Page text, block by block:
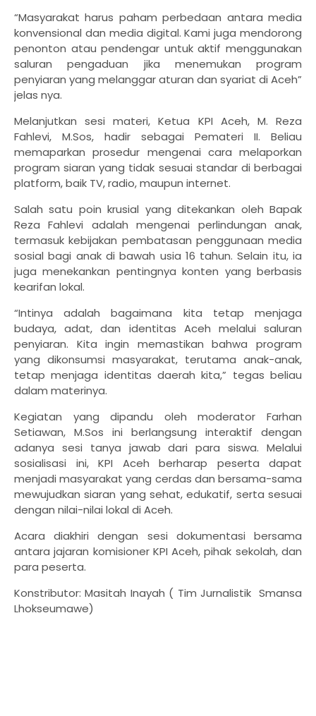
​“Masyarakat harus paham perbedaan antara media
konvensional dan media digital. Kami juga mendorong
penonton atau pendengar untuk aktif menggunakan
saluran pengaduan jika menemukan program
penyiaran yang melanggar aturan dan syariat di Aceh”
jelas nya.
Melanjutkan sesi materi, Ketua KPI Aceh, M. Reza
Fahlevi, M.Sos, hadir sebagai Pemateri II. Beliau
memaparkan prosedur mengenai cara melaporkan
program siaran yang tidak sesuai standar di berbagai
platform, baik TV, radio, maupun internet.
​Salah satu poin krusial yang ditekankan oleh Bapak
Reza Fahlevi adalah mengenai perlindungan anak,
termasuk kebijakan pembatasan penggunaan media
sosial bagi anak di bawah usia 16 tahun. Selain itu, ia
juga menekankan pentingnya konten yang berbasis
kearifan lokal.
​“Intinya adalah bagaimana kita tetap menjaga
budaya, adat, dan identitas Aceh melalui saluran
penyiaran. Kita ingin memastikan bahwa program
yang dikonsumsi masyarakat, terutama anak-anak,
tetap menjaga identitas daerah kita,” tegas beliau
dalam materinya.
​Kegiatan yang dipandu oleh moderator Farhan
Setiawan, M.Sos ini berlangsung interaktif dengan
adanya sesi tanya jawab dari para siswa. Melalui
sosialisasi ini, KPI Aceh berharap peserta dapat
menjadi masyarakat yang cerdas dan bersama-sama
mewujudkan siaran yang sehat, edukatif, serta sesuai
dengan nilai-nilai lokal di Aceh.
​Acara diakhiri dengan sesi dokumentasi bersama
antara jajaran komisioner KPI Aceh, pihak sekolah, dan
para peserta.
Konstributor: Masitah Inayah ( Tim Jurnalistik Smansa
Lhokseumawe)